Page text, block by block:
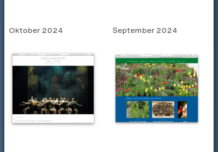
Oktober 2024 September 2024